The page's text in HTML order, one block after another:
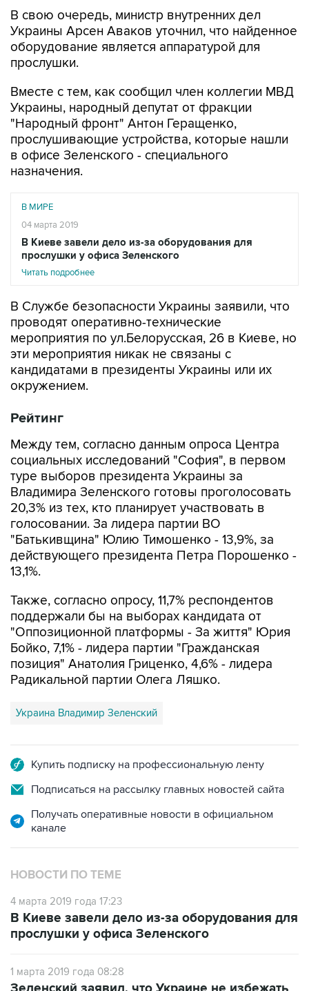
В свою очередь, министр внутренних дел
Украины Арсен Аваков уточнил, что найденное
оборудование является аппаратурой для
прослушки.
Вместе с тем, как сообщил член коллегии МВД
Украины, народный депутат от фракции
"Народный фронт" Антон Геращенко,
прослушивающие устройства, которые нашли
в офисе Зеленского - специального
назначения.
В МИРЕ
04 марта 2019
В Киеве завели дело из-за оборудования для
прослушки у офиса Зеленского
Читать подробнее
В Службе безопасности Украины заявили, что
проводят оперативно-технические
мероприятия по ул.Белорусская, 26 в Киеве, но
эти мероприятия никак не связаны с
кандидатами в президенты Украины или их
окружением.
Рейтинг
Между тем, согласно данным опроса Центра
социальных исследований "София", в первом
туре выборов президента Украины за
Владимира Зеленского готовы проголосовать
20,3% из тех, кто планирует участвовать в
голосовании. За лидера партии ВО
"Батькивщина" Юлию Тимошенко - 13,9%, за
действующего президента Петра Порошенко -
13,1%.
Также, согласно опросу, 11,7% респондентов
поддержали бы на выборах кандидата от
"Оппозиционной платформы - За життя" Юрия
Бойко, 7,1% - лидера партии "Гражданская
позиция" Анатолия Гриценко, 4,6% - лидера
Радикальной партии Олега Ляшко.
Украина Владимир Зеленский
Купить подписку на профессиональную ленту
Подписаться на рассылку главных новостей сайта
Получать оперативные новости в официальном
канале
НОВОСТИ ПО ТЕМЕ
4 марта 2019 года 17:23
В Киеве завели дело из-за оборудования для
прослушки у офиса Зеленского
1 марта 2019 года 08:28